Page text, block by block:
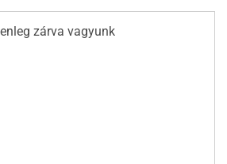
zárva vagyunk